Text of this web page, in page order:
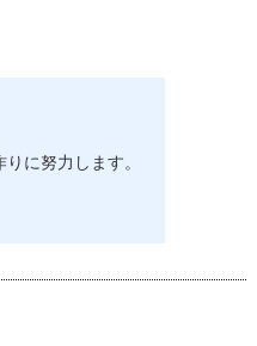
に努力します。